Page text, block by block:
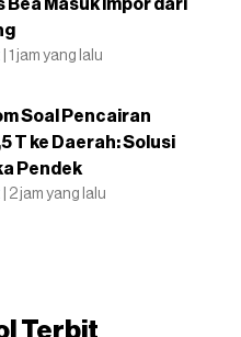
Bea Masuk Impor dari
| 1 jam yang lalu
Soal Pencairan
T ke Daerah: Solusi
Pendek
| 2 jam yang lalu
Terbit